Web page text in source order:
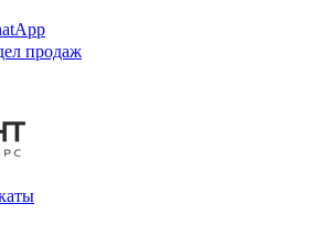
продаж